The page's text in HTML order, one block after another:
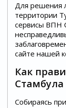
Для решения
территории
сервисы ВПН
сайте нашей
Как
Стамбула
Собираясь